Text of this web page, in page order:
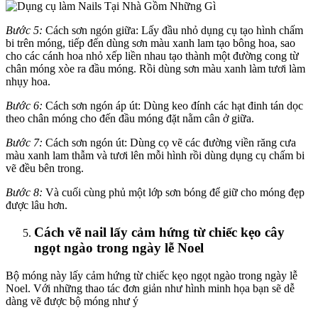
Bước 5: Cách sơn ngón giữa: Lấy đầu nhỏ dụng cụ tạo hình chấm
bi trên móng, tiếp đến dùng sơn màu xanh lam tạo bông hoa, sao
cho các cánh hoa nhỏ xếp liền nhau tạo thành một đường cong từ
chân móng xòe ra đầu móng. Rồi dùng sơn màu xanh làm tươi làm
nhụy hoa.
Bước 6: Cách sơn ngón áp út: Dùng keo đính các hạt đinh tán dọc
theo chân móng cho đến đầu móng đặt nằm cân ở giữa.
Bước 7: Cách sơn ngón út: Dùng cọ vẽ các đường viền răng cưa
màu xanh lam thẫm và tươi lên mỗi hình rồi dùng dụng cụ chấm bi
vẽ đều bên trong.
Bước 8: Và cuối cùng phủ một lớp sơn bóng để giữ cho móng đẹp
được lâu hơn.
Cách vẽ nail lấy cảm hứng từ chiếc kẹo cây
ngọt ngào trong ngày lễ Noel
Bộ móng này lấy cảm hứng từ chiếc kẹo ngọt ngào trong ngày lễ
Noel. Với những thao tác đơn giản như hình minh họa bạn sẽ dễ
dàng vẽ được bộ móng như ý